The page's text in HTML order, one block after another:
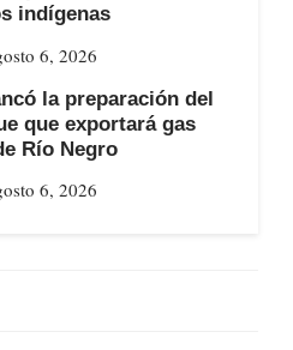
indígenas
6, 2026
la preparación del
que exportará gas
Río Negro
6, 2026